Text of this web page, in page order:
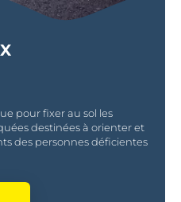
pour fixer au sol les
destinées à orienter et
des personnes déficientes